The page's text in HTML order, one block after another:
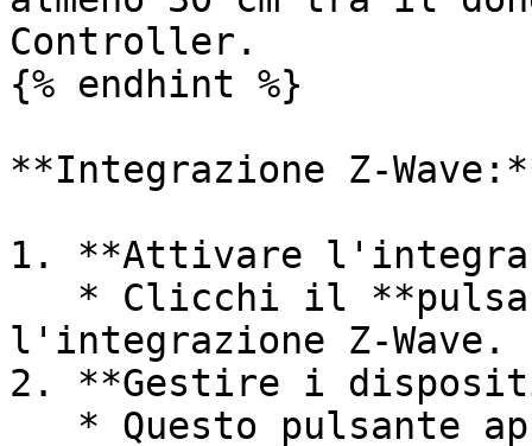
Controller.
{% endhint %}
**Integrazione Z-
1. **Attivare
l'integrazione Z-Wave.
2. **Gestire i